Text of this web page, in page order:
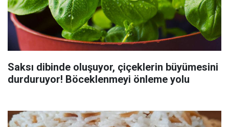
Saksı dibinde oluşuyor, çiçeklerin büyümesini
durduruyor! Böceklenmeyi önleme yolu